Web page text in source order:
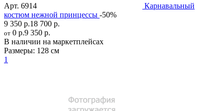
Арт. 6914
Карнавальный
костюм нежной принцессы -50%
9 350 р.18 700 р.
от 0 р.9 350 р.
В наличии на маркетплейсах
Размеры: 128 см
1